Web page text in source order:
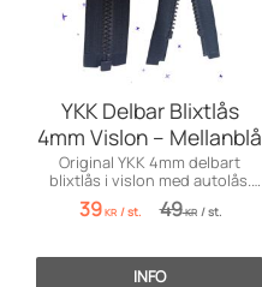
YKK Delbar Blixtlås
4mm Vislon – Mellanblå
Original YKK 4mm delbart
blixtlås i vislon med autolås.
Perfekt för tunnare jackor &
västar.
39KR /st. 49KR /st.
INFO